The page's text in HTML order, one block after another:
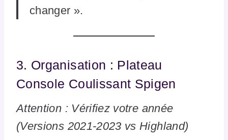
changer ».
3. Organisation : Plateau
Console Coulissant Spigen
Attention : Vérifiez votre année
(Versions 2021-2023 vs Highland)